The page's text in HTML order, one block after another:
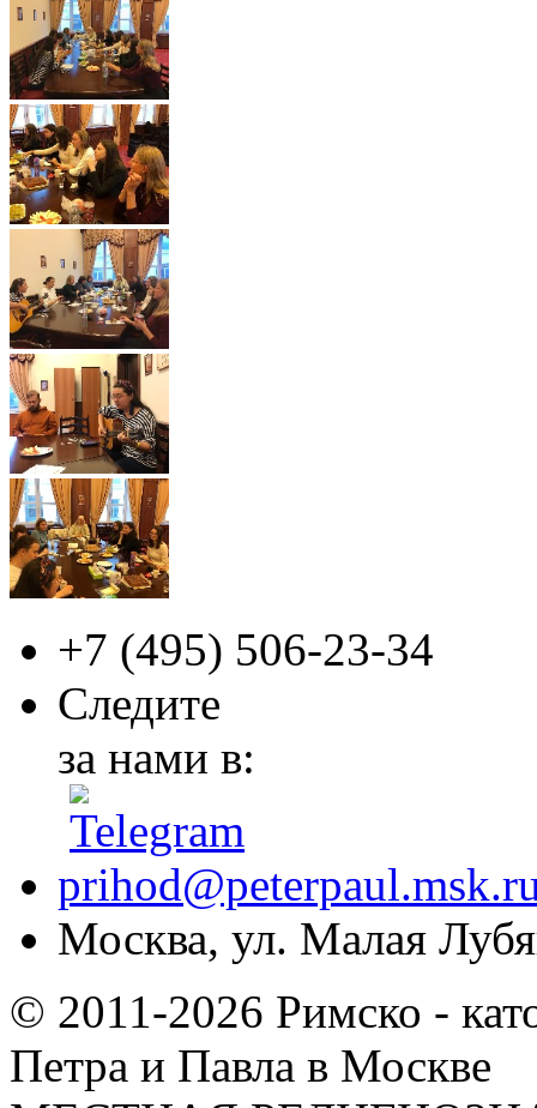
+7 (495) 506-23-34
Следите
за нами в:
Москва, ул. Малая
© 2011-2026 Римско -
Петра и Павла в Москве